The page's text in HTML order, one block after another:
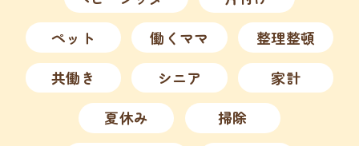
ペット
働くママ
整理整頓
共働き
シニア
家計
夏休み
掃除